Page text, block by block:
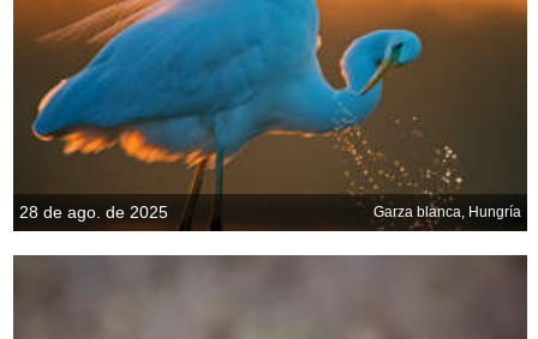
28 de ago. de 2025 Garza blanca, Hungría